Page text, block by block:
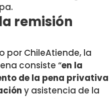
remisión
por ChileAtiende, la
consiste “en la
de la pena privativa
y asistencia de la